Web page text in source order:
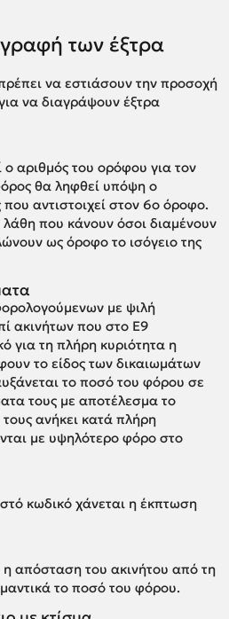
των έξτρα
να εστιάσουν την προσοχή
να διαγράψουν έξτρα
αριθμός του ορόφου για τον
θα ληφθεί υπόψη ο
αντιστοιχεί στον 6ο όροφο.
που κάνουν όσοι διαμένουν
ως όροφο το ισόγειο της
με ψιλή
ακινήτων που στο Ε9
για τη πλήρη κυριότητα η
το είδος των δικαιωμάτων
το ποσό του φόρου σε
τους με αποτέλεσμα το
τους ανήκει κατά πλήρη
με υψηλότερο φόρο στο
κωδικό χάνεται η έκπτωση
η απόσταση του ακινήτου από τη
το ποσό του φόρου.